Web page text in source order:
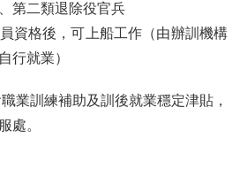
第二類退除役官兵
資格後，可上船工作（由辦訓機構
行就業）
業訓練補助及訓後就業穩定津貼，
處。